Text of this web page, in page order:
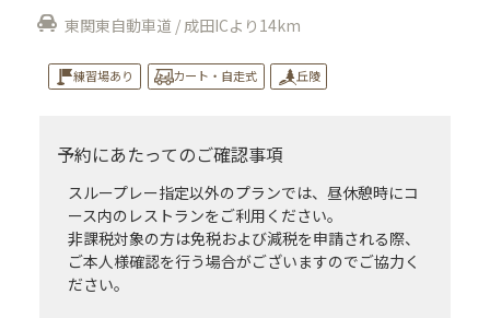
東関東自動車道 / 成田ICより14km
練習場あり カート・自走式 丘陵
予約にあたってのご確認事項
スループレー指定以外のプランでは、昼休憩時にコ
ース内のレストランをご利用ください。
非課税対象の方は免税および減税を申請される際、
ご本人様確認を行う場合がございますのでご協力く
ださい。